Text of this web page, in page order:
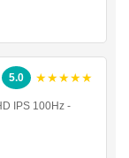
5.0 ★★★★★
IPS 100Hz -